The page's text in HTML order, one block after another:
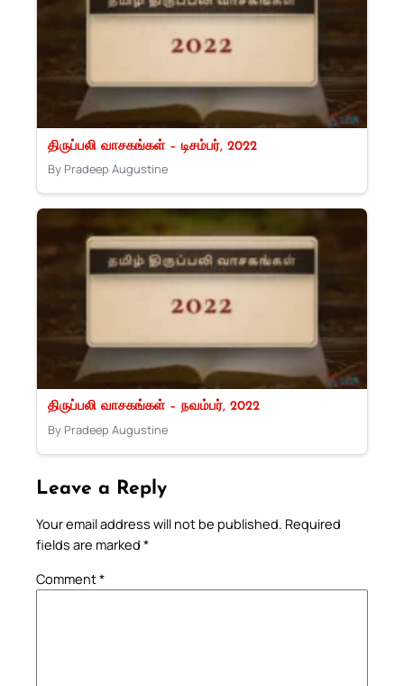
திருப்பலி வாசகங்கள் – டிசம்பர், 2022
By Pradeep Augustine
திருப்பலி வாசகங்கள் – நவம்பர், 2022
By Pradeep Augustine
Leave a Reply
Your email address will not be published. Required
fields are marked *
Comment*